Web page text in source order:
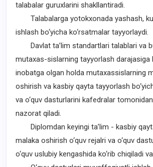
talabalar guruxlarini shakllantiradi.
Talabalarga yotokxonada yashash,
ishlash bo‘yicha ko‘rsatmalar tayyorlaydi.
Davlat ta’lim standartlari talablari va
mutaxas-sislarning tayyorlash darajasiga
inobatga olgan holda mutaxassislarning
oshirish va kasbiy qayta tayyorlash
va o‘quv dasturlarini kafedralar
nazorat qiladi.
Diplomdan keyingi ta’lim - kasbiy
malaka oshirish o‘quv rejalri va o‘quv
o‘quv uslubiy kengashida ko‘rib chiqiladi